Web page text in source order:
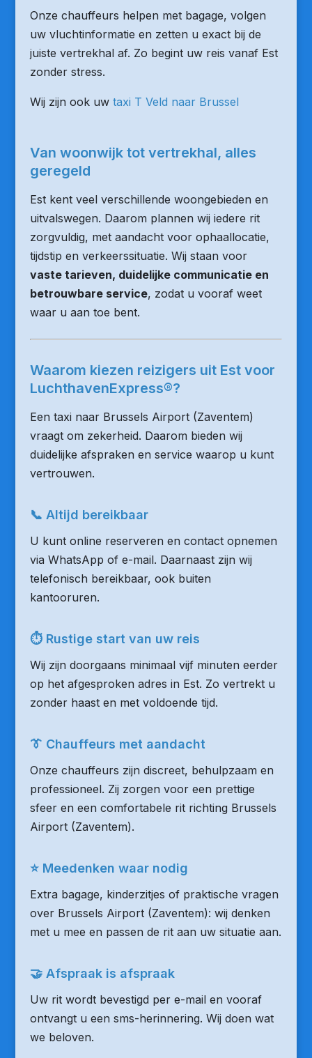
Onze chauffeurs helpen met bagage, volgen
uw vluchtinformatie en zetten u exact bij de
juiste vertrekhal af. Zo begint uw reis vanaf Est
zonder stress.
Wij zijn ook uw taxi T Veld naar Brussel
Van woonwijk tot vertrekhal, alles
geregeld
Est kent veel verschillende woongebieden en
uitvalswegen. Daarom plannen wij iedere rit
zorgvuldig, met aandacht voor ophaallocatie,
tijdstip en verkeerssituatie. Wij staan voor
vaste tarieven, duidelijke communicatie en
betrouwbare service, zodat u vooraf weet
waar u aan toe bent.
Waarom kiezen reizigers uit Est voor
LuchthavenExpress®?
Een taxi naar Brussels Airport (Zaventem)
vraagt om zekerheid. Daarom bieden wij
duidelijke afspraken en service waarop u kunt
vertrouwen.
📞 Altijd bereikbaar
U kunt online reserveren en contact opnemen
via WhatsApp of e-mail. Daarnaast zijn wij
telefonisch bereikbaar, ook buiten
kantooruren.
⏱ Rustige start van uw reis
Wij zijn doorgaans minimaal vijf minuten eerder
op het afgesproken adres in Est. Zo vertrekt u
zonder haast en met voldoende tijd.
👔 Chauffeurs met aandacht
Onze chauffeurs zijn discreet, behulpzaam en
professioneel. Zij zorgen voor een prettige
sfeer en een comfortabele rit richting Brussels
Airport (Zaventem).
⭐ Meedenken waar nodig
Extra bagage, kinderzitjes of praktische vragen
over Brussels Airport (Zaventem): wij denken
met u mee en passen de rit aan uw situatie aan.
🤝 Afspraak is afspraak
Uw rit wordt bevestigd per e-mail en vooraf
ontvangt u een sms-herinnering. Wij doen wat
we beloven.